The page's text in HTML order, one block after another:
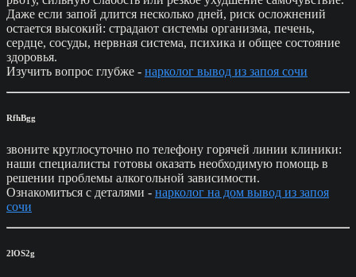
Даже если запой длится несколько дней, риск осложнений
остается высокий: страдают системы организма, печень,
сердце, сосуды, нервная система, психика и общее состояние
здоровья.
Изучить вопрос глубже - нарколог вывод из запоя сочи
RfhBgg
звоните круглосуточно по телефону горячей линии клиники:
наши специалисты готовы оказать необходимую помощь в
решении проблемы алкогольной зависимости.
Ознакомиться с деталями - нарколог на дом вывод из запоя
сочи
2lOS2g